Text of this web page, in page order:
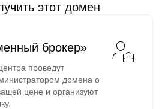
этот домен
брокер»
проведут
домена о
цене и организуют